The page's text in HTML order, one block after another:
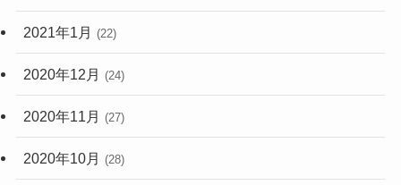
2021年1月 (22)
2020年12月 (24)
2020年11月 (27)
2020年10月 (28)